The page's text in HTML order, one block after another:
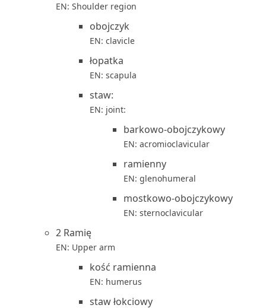
EN: Shoulder region
obojczyk
EN: clavicle
łopatka
EN: scapula
staw:
EN: joint:
barkowo-obojczykowy
EN: acromioclavicular
ramienny
EN: glenohumeral
mostkowo-obojczykowy
EN: sternoclavicular
2 Ramię
EN: Upper arm
kość ramienna
EN: humerus
staw łokciowy